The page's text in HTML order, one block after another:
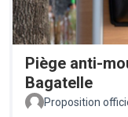
Piège anti-
Bagatelle
Proposition